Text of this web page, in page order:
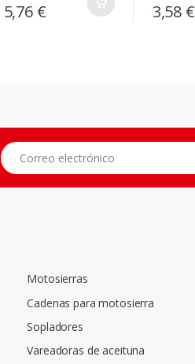
5,76 € 3,58 €
Correo electrónico
Motosierras
Cadenas para motosierra
Sopladores
Vareadoras de aceituna